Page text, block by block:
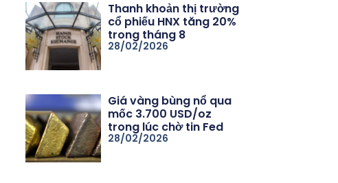
Thanh khoản thị trường
cổ phiếu HNX tăng 20%
trong tháng 8
28/02/2026
Giá vàng bùng nổ qua
mốc 3.700 USD/oz
trong lúc chờ tin Fed
28/02/2026